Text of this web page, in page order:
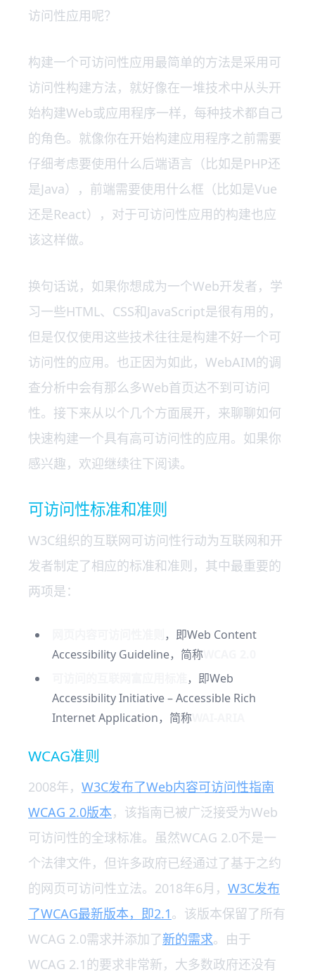
访问性应用呢？
构建一个可访问性应用最简单的方法是采用可
访问性构建方法，就好像在一堆技术中从头开
始构建Web或应用程序一样，每种技术都自己
的角色。就像你在开始构建应用程序之前需要
仔细考虑要使用什么后端语言（比如是PHP还
是Java），前端需要使用什么框（比如是Vue
还是React），对于可访问性应用的构建也应
该这样做。
换句话说，如果你想成为一个Web开发者，学
习一些HTML、CSS和JavaScript是很有用的，
但是仅仅使用这些技术往往是构建不好一个可
访问性的应用。也正因为如此，WebAIM的调
查分析中会有那么多Web首页达不到可访问
性。接下来从以个几个方面展开，来聊聊如何
快速构建一个具有高可访问性的应用。如果你
感兴趣，欢迎继续往下阅读。
可访问性标准和准则
W3C组织的互联网可访问性行动为互联网和开
发者制定了相应的标准和准则，其中最重要的
两项是：
，即Web Content
Accessibility Guideline，简称
，即Web
Accessibility Initiative – Accessible Rich
Internet Application，简称
WCAG准则
2008年， W3C发布了Web内容可访问性指南
WCAG 2.0版本，该指南已被广泛接受为Web
可访问性的全球标准。虽然WCAG 2.0不是一
个法律文件，但许多政府已经通过了基于之约
的网页可访问性立法。2018年6月， W3C发布
了WCAG最新版本，即2.1。该版本保留了所有
WCAG 2.0需求并添加了新的需求。由于
WCAG 2.1的要求非常新，大多数政府还没有